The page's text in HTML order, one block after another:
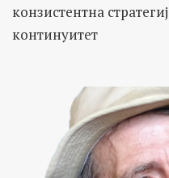
конзистентна
континуитет